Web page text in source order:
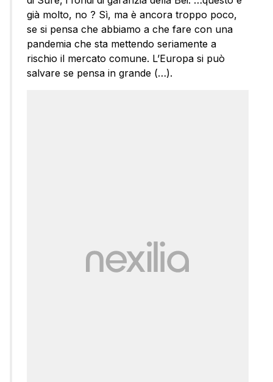
già molto, no ? Sì, ma è ancora troppo poco,
se si pensa che abbiamo a che fare con una
pandemia che sta mettendo seriamente a
rischio il mercato comune. L’Europa si può
salvare se pensa in grande (…).